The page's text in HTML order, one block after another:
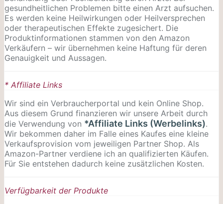
gesundheitlichen Problemen bitte einen Arzt aufsuchen.
Es werden keine Heilwirkungen oder Heilversprechen
oder therapeutischen Effekte zugesichert. Die
Produktinformationen stammen von den Amazon
Verkäufern – wir übernehmen keine Haftung für deren
Genauigkeit und Aussagen.
* Affiliate Links
Wir sind ein Verbraucherportal und kein Online Shop.
Aus diesem Grund finanzieren wir unsere Arbeit durch
die Verwendung von *Affiliate Links (Werbelinks).
Wir bekommen daher im Falle eines Kaufes eine kleine
Verkaufsprovision vom jeweiligen Partner Shop. Als
Amazon-Partner verdiene ich an qualifizierten Käufen.
Für Sie entstehen dadurch keine zusätzlichen Kosten.
Verfügbarkeit der Produkte